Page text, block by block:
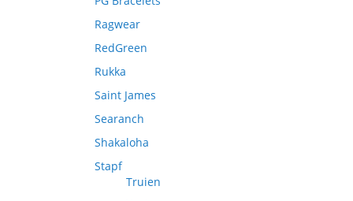
Ragwear
RedGreen
Rukka
Saint James
Searanch
Shakaloha
Stapf
Truien